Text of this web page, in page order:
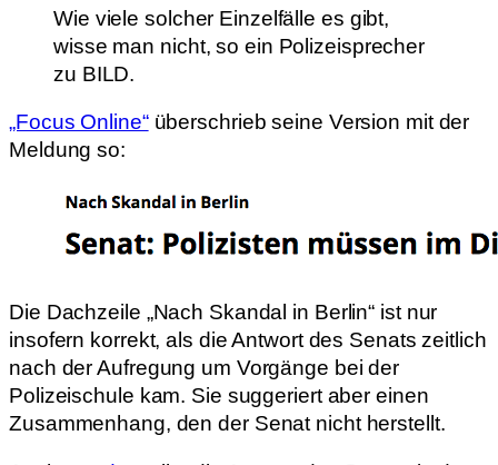
Wie viele solcher Einzelfälle es gibt,
wisse man nicht, so ein Polizeisprecher
zu BILD.
„Focus Online“überschrieb seine Version mit der
Meldung so:
Die Dachzeile „Nach Skandal in Berlin“ ist nur
insofern korrekt, als die Antwort des Senats zeitlich
nach der Aufregung um Vorgänge bei der
Polizeischule kam. Sie suggeriert aber einen
Zusammenhang, den der Senat nicht herstellt.